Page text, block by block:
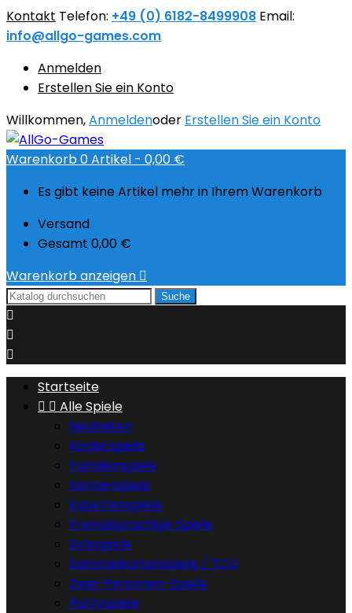
Kontakt Telefon: +49 (0) 6182-8499908 Email:
info@allgo-games.com
Anmelden
Erstellen Sie ein Konto
Willkommen,Anmeldenoder Erstellen Sie ein Konto
Warenkorb0Artikel - 0,00 €
Es gibt keine Artikel mehr in Ihrem Warenkorb
Versand
Gesamt 0,00 €
Warenkorb anzeigen 
Suche



Startseite
  Alle Spiele
Neuheiten
Kinderspiele
Familienspiele
Kennerspiele
Expertenspiele
Fremdsprachige Spiele
Solospiele
Sammelkartenspiele / TCG
Zwei-Personen-Spiele
Partyspiele